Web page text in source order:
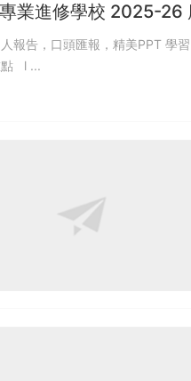
業進修學校 2025-26
報，精美PPT 學習目標 完成本節後 ，學員應能 ： l 必須獨立設計體能提升訓練計劃 l 掌握各
學習重點 l ...